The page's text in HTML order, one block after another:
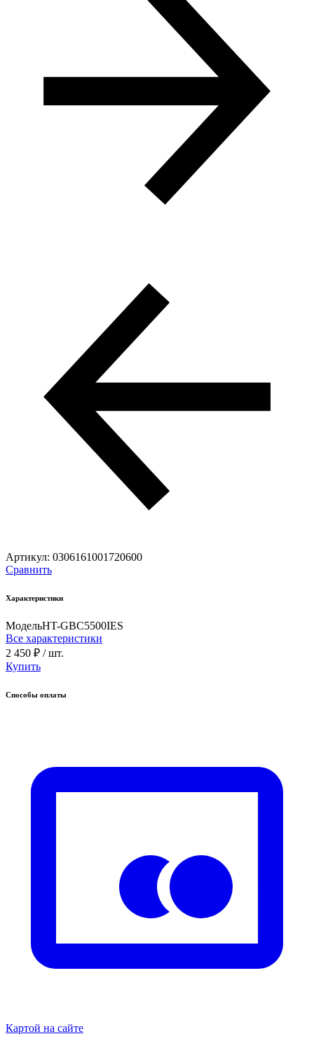
Артикул: 0306161001720600
Сравнить
Характеристики
МодельHT-GBС5500IES
Все характеристики
2 450 ₽ / шт.
Купить
Способы оплаты
Картой на сайте